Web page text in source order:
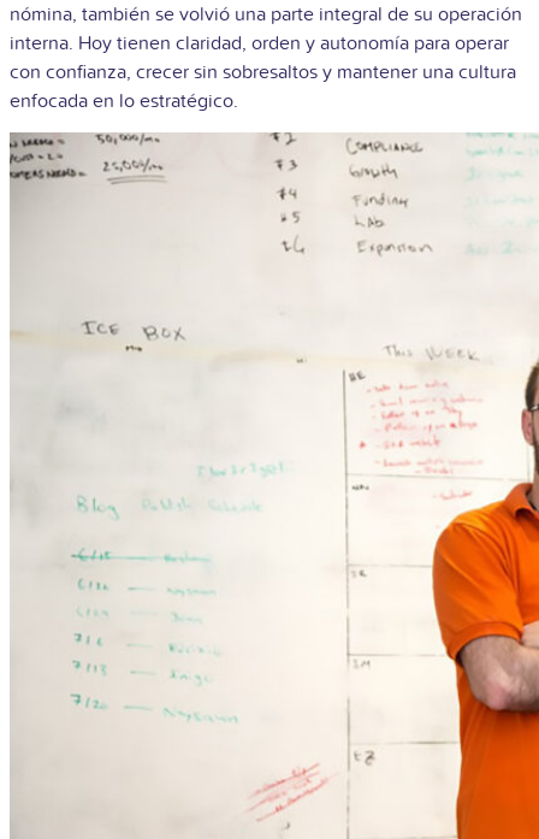
nómina, también se volvió una parte integral de su operación
interna. Hoy tienen claridad, orden y autonomía para operar
con confianza, crecer sin sobresaltos y mantener una cultura
enfocada en lo estratégico.